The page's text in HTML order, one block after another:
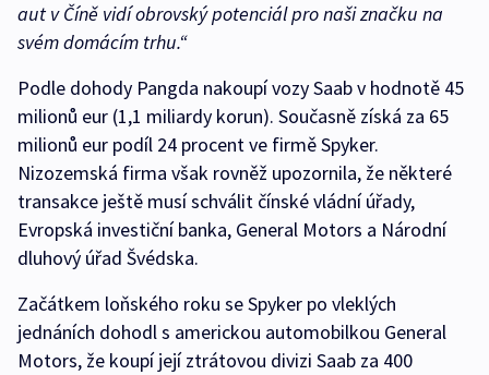
aut v Číně vidí obrovský potenciál pro naši značku na
svém domácím trhu.“
Podle dohody Pangda nakoupí vozy Saab v hodnotě 45
milionů eur (1,1 miliardy korun). Současně získá za 65
milionů eur podíl 24 procent ve firmě Spyker.
Nizozemská firma však rovněž upozornila, že některé
transakce ještě musí schválit čínské vládní úřady,
Evropská investiční banka, General Motors a Národní
dluhový úřad Švédska.
Začátkem loňského roku se Spyker po vleklých
jednáních dohodl s americkou automobilkou General
Motors, že koupí její ztrátovou divizi Saab za 400